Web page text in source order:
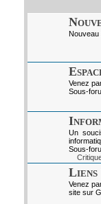
Nouveau
Venez
Sous-
Un
Sous-
Liens
Venez
site sur